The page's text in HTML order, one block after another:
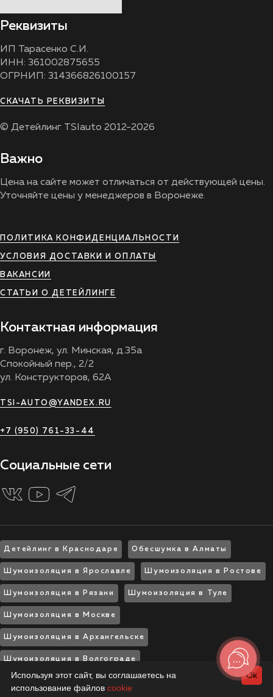
Реквизиты
ИП Тарасенко С.И.
ИНН: 361002875655
ОГРНИП: 314366826100157
СКАЧАТЬ РЕКВИЗИТЫ
© Детейлинг TSIauto 2012-2026
Важно
Цена на сайте может отличаться от действующей цены.
Уточняйте цены у менеджеров в Воронеже.
ПОЛИТИКА КОНФИДЕНЦИАЛЬНОСТИ
УСЛОВИЯ ДОСТАВКИ И ОПЛАТЫ
ВАКАНСИИ
СТАТЬИ О ДЕТЕЙЛИНГЕ
Контактная информация
г. Воронеж, ул. Минская, д.35а
Спокойный пер., 2/2
ул. Конструкторов, 62А
TSI-AUTO@YANDEX.RU
+7 (950) 761-33-44
Социальные сети
Детейлинг в Краснодаре Обесшумка в Алматы
Шумоизоляция в Ярославле Шумоизоляция в Ростове
Шумоизоляция в Рязани Шумоизоляция в Туле
Шумоизоляция в Москве
Шумоизоляция в Архангельске
Шумоизоляция в Волгограде
Ok
Используя этот сайт, вы соглашаетесь на
использование файлов cookie